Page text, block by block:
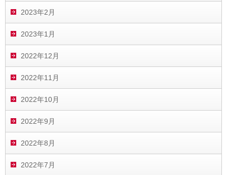
2023年2月
2023年1月
2022年12月
2022年11月
2022年10月
2022年9月
2022年8月
2022年7月